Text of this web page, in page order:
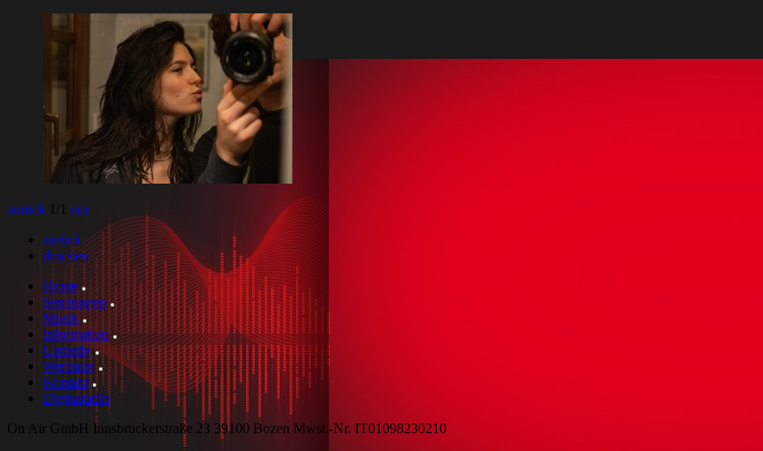
zurück 1 /1 vor
zurück
drucken
Home
Sendungen
Musik
Information
Comedy
Werbung
Kontakt
Digitalradio
On Air GmbH Innsbruckerstraße 23 39100 Bozen Mwst.-Nr. IT01098230210